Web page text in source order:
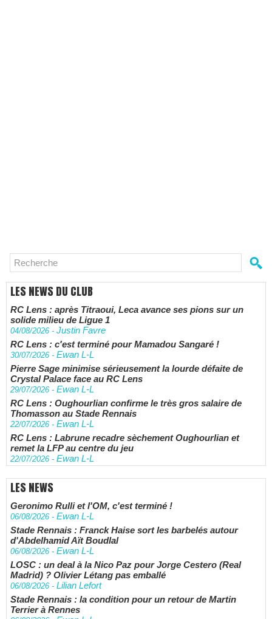
LES NEWS DU CLUB
RC Lens : après Titraoui, Leca avance ses pions sur un
solide milieu de Ligue 1
04/08/2026 - Justin Favre
RC Lens : c'est terminé pour Mamadou Sangaré !
30/07/2026 - Ewan L-L
Pierre Sage minimise sérieusement la lourde défaite de
Crystal Palace face au RC Lens
29/07/2026 - Ewan L-L
RC Lens : Oughourlian confirme le très gros salaire de
Thomasson au Stade Rennais
22/07/2026 - Ewan L-L
RC Lens : Labrune recadre sèchement Oughourlian et
remet la LFP au centre du jeu
22/07/2026 - Ewan L-L
LES NEWS
Geronimo Rulli et l'OM, c'est terminé !
06/08/2026 - Ewan L-L
Stade Rennais : Franck Haise sort les barbelés autour
d'Abdelhamid Aït Boudlal
06/08/2026 - Ewan L-L
LOSC : un deal à la Nico Paz pour Jorge Cestero (Real
Madrid) ? Olivier Létang pas emballé
06/08/2026 - Lilian Lefort
Stade Rennais : la condition pour un retour de Martin
Terrier à Rennes